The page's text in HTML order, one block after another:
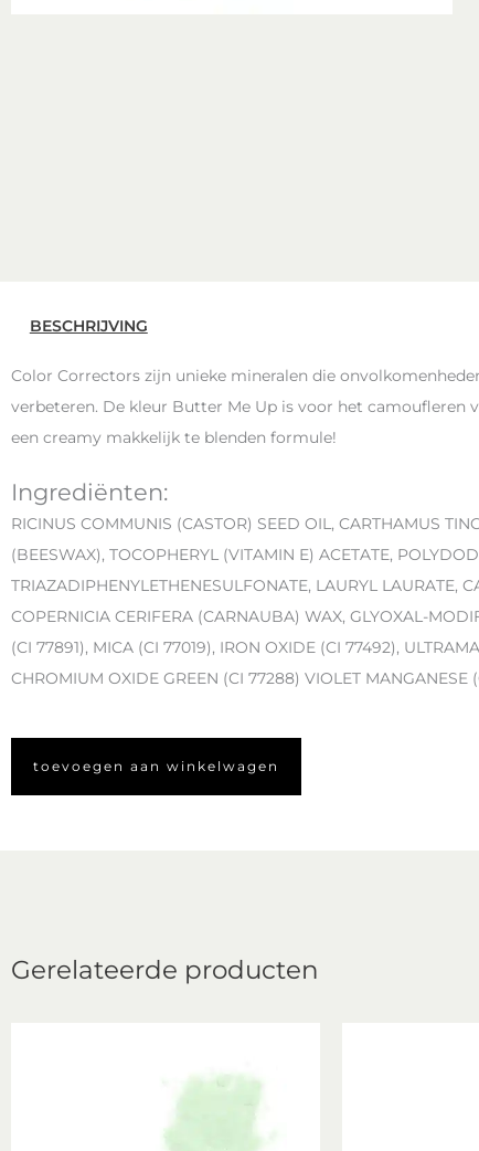
BESCHRIJVING
Color Correctors zijn unieke mineralen die
verbeteren. De kleur Butter Me Up is voor het camoufleren
een creamy makkelijk te blenden formule!
Ingrediënten:
RICINUS COMMUNIS (CASTOR) SEED OIL, CARTHAMUS
(BEESWAX), TOCOPHERYL (VITAMIN E) ACETATE,
TRIAZADIPHENYLETHENESULFONATE, LAURYL LAURATE,
COPERNICIA CERIFERA (CARNAUBA) WAX, GLYOXAL-
(CI 77891), MICA (CI 77019), IRON OXIDE (CI 77492),
CHROMIUM OXIDE GREEN (CI 77288) VIOLET MANGANESE
toevoegen aan winkelwagen
Gerelateerde producten